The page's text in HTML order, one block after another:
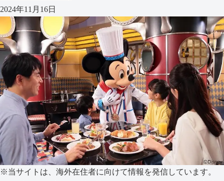
2024年11月16日
※当サイトは、海外在住者に向けて情報を発信しています。